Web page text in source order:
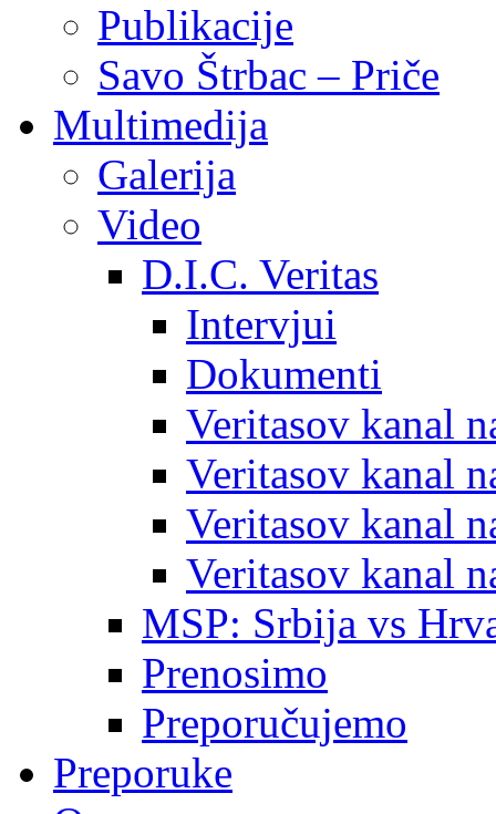
Publikacije
Savo Štrbac – Priče
Multimedija
Galerija
Video
D.I.C. Veritas
Intervjui
Dokumenti
Veritasov kanal
Veritasov kanal
Veritasov kanal
Veritasov kanal
MSP: Srbija vs
Prenosimo
Preporučujemo
Preporuke